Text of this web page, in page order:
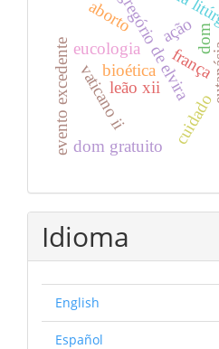
gregório de elviradom
ação
bioética
aborto
cuidado
vaticano ii
eucologia
leão xii
dom gratuito
evento excedente frança
Idioma
English
Español